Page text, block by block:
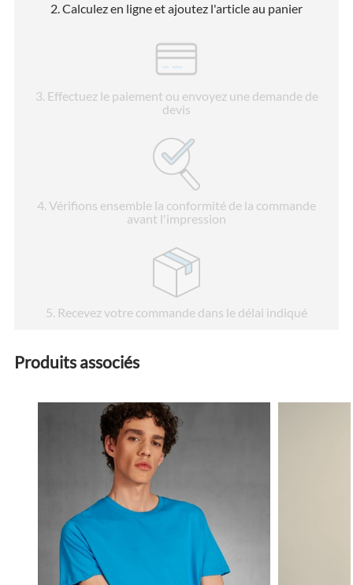
2. Calculez en ligne et ajoutez l'article au panier
3. Effectuez le paiement ou envoyez une demande de
devis
4. Vérifions ensemble la conformité de la commande
avant l'impression
5. Recevez votre commande dans le délai indiqué
Produits associés